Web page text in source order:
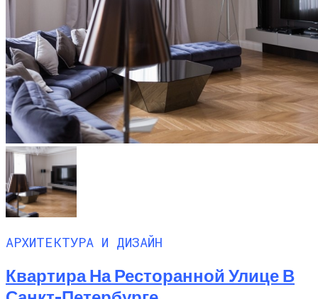
АРХИТЕКТУРА И ДИЗАЙН
Квартира На Ресторанной Улице В